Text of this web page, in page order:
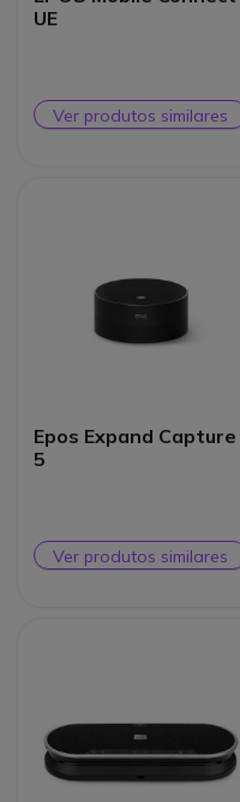
UE
Ver produtos similares
Epos Expand Capture
5
Ver produtos similares